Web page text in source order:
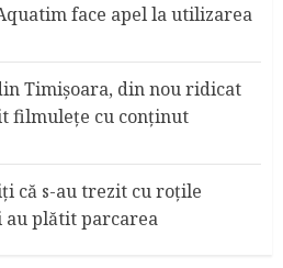
face apel la utilizarea
Timişoara, din nou ridicat
filmuleţe cu conţinut
că s-au trezit cu roţile
au plătit parcarea